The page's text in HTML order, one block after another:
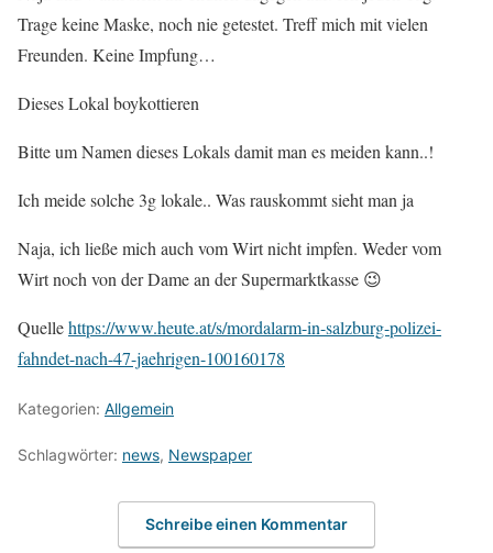
Trage keine Maske, noch nie getestet. Treff mich mit vielen
Freunden. Keine Impfung…
Dieses Lokal boykottieren
Bitte um Namen dieses Lokals damit man es meiden kann..!
Ich meide solche 3g lokale.. Was rauskommt sieht man ja
Naja, ich ließe mich auch vom Wirt nicht impfen. Weder vom
Wirt noch von der Dame an der Supermarktkasse 😉
Quellehttps://www.heute.at/s/mordalarm-in-salzburg-polizei-
fahndet-nach-47-jaehrigen-100160178
Kategorien: Allgemein
Schlagwörter: news, Newspaper
Schreibe einen Kommentar